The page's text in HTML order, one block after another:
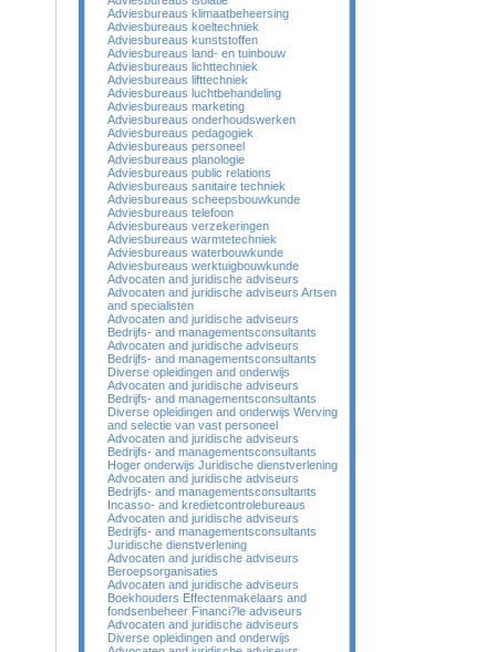
Adviesbureaus klimaatbeheersing
Adviesbureaus koeltechniek
Adviesbureaus kunststoffen
Adviesbureaus land- en tuinbouw
Adviesbureaus lichttechniek
Adviesbureaus lifttechniek
Adviesbureaus luchtbehandeling
Adviesbureaus marketing
Adviesbureaus onderhoudswerken
Adviesbureaus pedagogiek
Adviesbureaus personeel
Adviesbureaus planologie
Adviesbureaus public relations
Adviesbureaus sanitaire techniek
Adviesbureaus scheepsbouwkunde
Adviesbureaus telefoon
Adviesbureaus verzekeringen
Adviesbureaus warmtetechniek
Adviesbureaus waterbouwkunde
Adviesbureaus werktuigbouwkunde
Advocaten and juridische adviseurs
Advocaten and juridische adviseurs Artsen
and specialisten
Advocaten and juridische adviseurs
Bedrijfs- and managementsconsultants
Advocaten and juridische adviseurs
Bedrijfs- and managementsconsultants
Diverse opleidingen and onderwijs
Advocaten and juridische adviseurs
Bedrijfs- and managementsconsultants
Diverse opleidingen and onderwijs Werving
and selectie van vast personeel
Advocaten and juridische adviseurs
Bedrijfs- and managementsconsultants
Hoger onderwijs Juridische dienstverlening
Advocaten and juridische adviseurs
Bedrijfs- and managementsconsultants
Incasso- and kredietcontrolebureaus
Advocaten and juridische adviseurs
Bedrijfs- and managementsconsultants
Juridische dienstverlening
Advocaten and juridische adviseurs
Beroepsorganisaties
Advocaten and juridische adviseurs
Boekhouders Effectenmakelaars and
fondsenbeheer Financi?le adviseurs
Advocaten and juridische adviseurs
Diverse opleidingen and onderwijs